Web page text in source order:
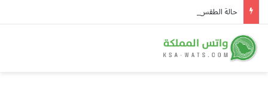
حالة الطقس المتوقعة ليوم السبت